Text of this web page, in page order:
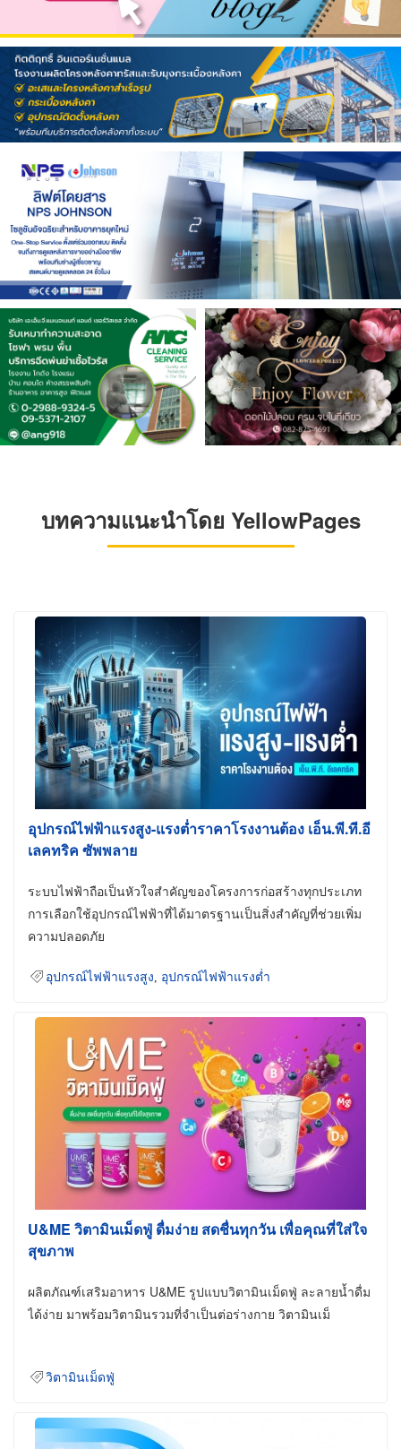
บทความแนะนำโดย YellowPages
อุปกรณ์ไฟฟ้าแรงสูง-แรงต่ำราคาโรงงานต้อง เอ็น.พี.ที.อี
เลคทริค ซัพพลาย
ระบบไฟฟ้าถือเป็นหัวใจสำคัญของโครงการก่อสร้างทุกประเภท
การเลือกใช้อุปกรณ์ไฟฟ้าที่ได้มาตรฐานเป็นสิ่งสำคัญที่ช่วยเพิ่ม
ความปลอดภัย
อุปกรณ์ไฟฟ้าแรงสูง อุปกรณ์ไฟฟ้าแรงต่ำ
U&ME วิตามินเม็ดฟู่ ดื่มง่าย สดชื่นทุกวัน เพื่อคุณที่ใส่ใจ
สุขภาพ
ผลิตภัณฑ์เสริมอาหาร U&ME รูปแบบวิตามินเม็ดฟู่ ละลายน้ำดื่ม
ได้ง่าย มาพร้อมวิตามินรวมที่จำเป็นต่อร่างกาย วิตามินเม็
วิตามินเม็ดฟู่